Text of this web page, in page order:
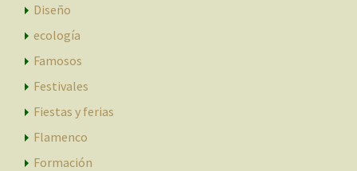
Diseño
ecología
Famosos
Festivales
Fiestas y ferias
Flamenco
Formación